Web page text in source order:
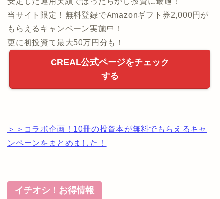
当サイト限定！無料登録でAmazonギフト券2,000円が
もらえるキャンペーン実施中！
更に初投資て最大50万円分も！
CREAL公式ページをチェック
する
＞＞コラボ企画！10冊の投資本が無料でもらえるキャ
ンペーンをまとめました！
イチオシ！お得情報